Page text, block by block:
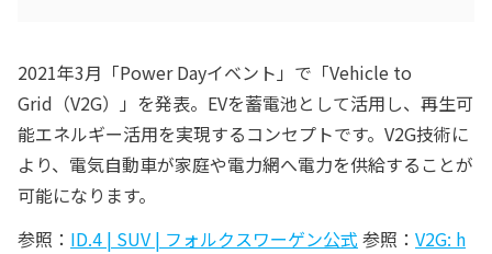
2021年3月「Power Dayイベント」で「Vehicle to
Grid（V2G）」を発表。EVを蓄電池として活用し、再生可
能エネルギー活用を実現するコンセプトです。V2G技術に
より、電気自動車が家庭や電力網へ電力を供給することが
可能になります。
参照： ID.4 | SUV | フォルクスワーゲン公式 参照： V2G: h